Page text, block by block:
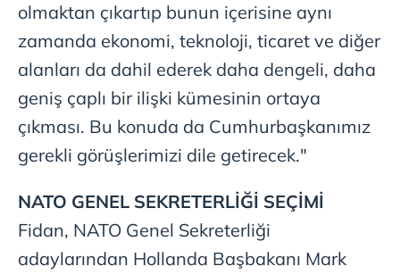
olmaktan çıkartıp bunun içerisine aynı
zamanda ekonomi, teknoloji, ticaret ve diğer
alanları da dahil ederek daha dengeli, daha
geniş çaplı bir ilişki kümesinin ortaya
çıkması. Bu konuda da Cumhurbaşkanımız
gerekli görüşlerimizi dile getirecek."
NATO GENEL SEKRETERLİĞİ SEÇİMİ
Fidan, NATO Genel Sekreterliği
adaylarından Hollanda Başbakanı Mark